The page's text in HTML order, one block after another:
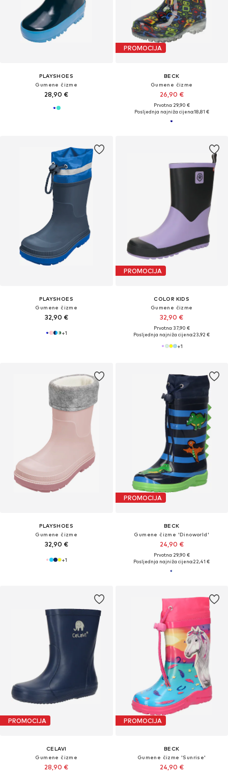
PLAYSHOES
Gumene čizme
28,90 €
PROMOCIJA
BECK
Gumene čizme
26,90 €
Prvotno: 29,90 €
Posljednja najniža cijena:18,81 €
PLAYSHOES
Gumene čizme
32,90 €
+1
PROMOCIJA
COLOR KIDS
Gumene čizme
32,90 €
Prvotno: 37,90 €
Posljednja najniža cijena:23,92 €
+1
PLAYSHOES
Gumene čizme
32,90 €
+1
PROMOCIJA
BECK
Gumene čizme 'Dinoworld'
24,90 €
Prvotno: 29,90 €
Posljednja najniža cijena:22,41 €
PROMOCIJA
CELAVI
Gumene čizme
28,90 €
PROMOCIJA
BECK
Gumene čizme 'Sunrise'
24,90 €